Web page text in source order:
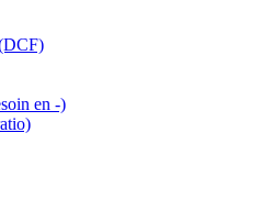
en -)